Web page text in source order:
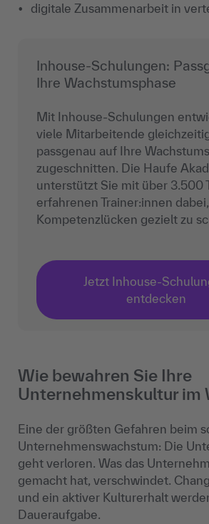
digitale Zusammenarbeit in
Inhouse-Schulungen:
Ihre Wachstumsphase
Mit Inhouse-Schulungen
viele Mitarbeitende
passgenau auf Ihre
zugeschnitten. Die Haufe
unterstützt Sie mit über 3.500
erfahrenen Trainer:innen dabei,
Kompetenzlücken gezielt zu
Jetzt Inhouse-
entdecken
Wie bewahren Sie Ihre
Unternehmenskultur im
Eine der größten Gefahren beim
Unternehmenswachstum: Die
geht verloren. Was das
gemacht hat, verschwindet.
und ein aktiver Kulturerhalt
Daueraufgabe.